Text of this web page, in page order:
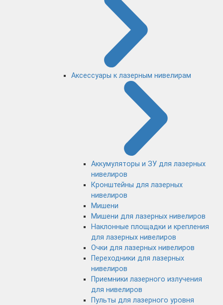
Аксессуары к лазерным нивелирам
Аккумуляторы и ЗУ для лазерных
нивелиров
Кронштейны для лазерных
нивелиров
Мишени
Мишени для лазерных нивелиров
Наклонные площадки и крепления
для лазерных нивелиров
Очки для лазерных нивелиров
Переходники для лазерных
нивелиров
Приемники лазерного излучения
для нивелиров
Пульты для лазерного уровня